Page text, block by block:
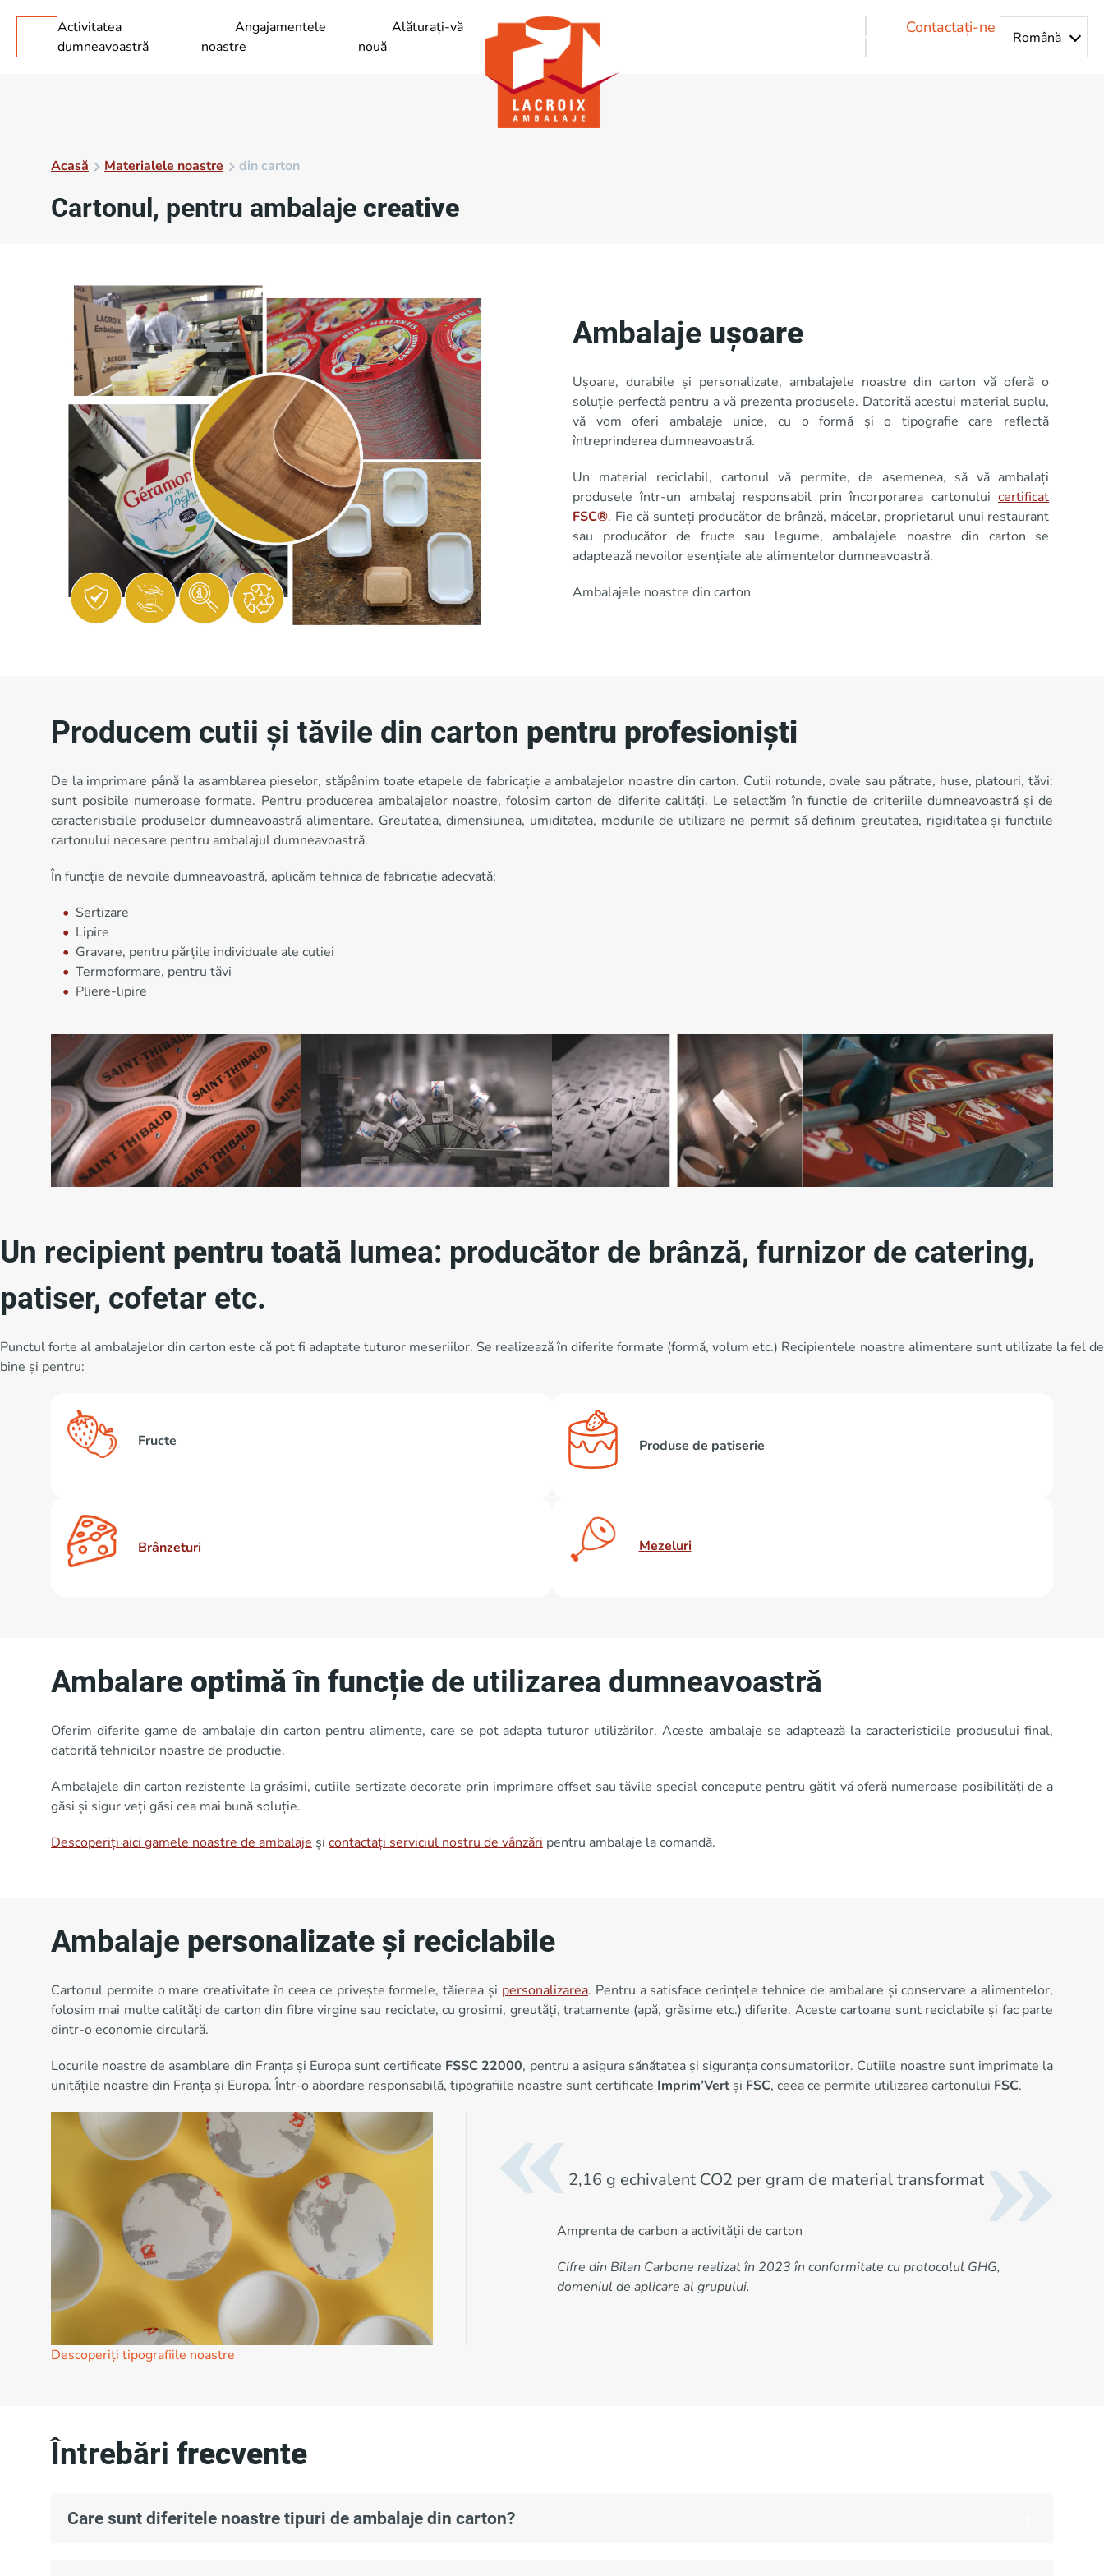
Activitatea
dumneavoastră
Angajamentele
noastre
Alăturați-vă
nouă
Contactați-ne
Acasă Materialele noastre din carton
Cartonul, pentru ambalaje creative
Ambalaje ușoare
Ușoare, durabile și personalizate, ambalajele noastre din carton vă oferă o
soluție perfectă pentru a vă prezenta produsele. Datorită acestui material suplu,
vă vom oferi ambalaje unice, cu o formă și o tipografie care reflectă
întreprinderea dumneavoastră.
Un material reciclabil, cartonul vă permite, de asemenea, să vă ambalați
produsele într-un ambalaj responsabil prin încorporarea cartonului certificat
FSC®. Fie că sunteți producător de brânză, măcelar, proprietarul unui restaurant
sau producător de fructe sau legume, ambalajele noastre din carton se
adaptează nevoilor esențiale ale alimentelor dumneavoastră.
Ambalajele noastre din carton
Producem cutii și tăvile din carton pentru profesioniști
De la imprimare până la asamblarea pieselor, stăpânim toate etapele de fabricație a ambalajelor noastre din carton. Cutii rotunde, ovale sau pătrate, huse, platouri, tăvi:
sunt posibile numeroase formate. Pentru producerea ambalajelor noastre, folosim carton de diferite calități. Le selectăm în funcție de criteriile dumneavoastră și de
caracteristicile produselor dumneavoastră alimentare. Greutatea, dimensiunea, umiditatea, modurile de utilizare ne permit să definim greutatea, rigiditatea și funcțiile
cartonului necesare pentru ambalajul dumneavoastră.
În funcție de nevoile dumneavoastră, aplicăm tehnica de fabricație adecvată:
Sertizare
Lipire
Gravare, pentru părțile individuale ale cutiei
Termoformare, pentru tăvi
Pliere-lipire
Un recipient pentru toată lumea: producător de brânză, furnizor de catering,
patiser, cofetar etc.
Punctul forte al ambalajelor din carton este că pot fi adaptate tuturor meseriilor. Se realizează în diferite formate (formă, volum etc.) Recipientele noastre alimentare sunt utilizate la fel de
bine și pentru:
Fructe Produse de patiserie
Brânzeturi Mezeluri
Ambalare optimă în funcție de utilizarea dumneavoastră
Oferim diferite game de ambalaje din carton pentru alimente, care se pot adapta tuturor utilizărilor. Aceste ambalaje se adaptează la caracteristicile produsului final,
datorită tehnicilor noastre de producție.
Ambalajele din carton rezistente la grăsimi, cutiile sertizate decorate prin imprimare offset sau tăvile special concepute pentru gătit vă oferă numeroase posibilități de a
găsi și sigur veți găsi cea mai bună soluție.
Descoperiți aici gamele noastre de ambalaje și contactați serviciul nostru de vânzări pentru ambalaje la comandă.
Ambalaje personalizate și reciclabile
Cartonul permite o mare creativitate în ceea ce privește formele, tăierea și personalizarea. Pentru a satisface cerințele tehnice de ambalare și conservare a alimentelor,
folosim mai multe calități de carton din fibre virgine sau reciclate, cu grosimi, greutăți, tratamente (apă, grăsime etc.) diferite. Aceste cartoane sunt reciclabile și fac parte
dintr-o economie circulară.
Locurile noastre de asamblare din Franța și Europa sunt certificate FSSC 22000, pentru a asigura sănătatea și siguranța consumatorilor. Cutiile noastre sunt imprimate la
unitățile noastre din Franța și Europa. Într-o abordare responsabilă, tipografiile noastre sunt certificate Imprim’Vert și FSC, ceea ce permite utilizarea cartonului FSC.
2,16 g echivalent CO2 per gram de material transformat
Amprenta de carbon a activității de carton
Cifre din Bilan Carbone realizat în 2023 în conformitate cu protocolul GHG,
domeniul de aplicare al grupului.
Descoperiți tipografiile noastre
Întrebări frecvente
Care sunt diferitele noastre tipuri de ambalaje din carton?